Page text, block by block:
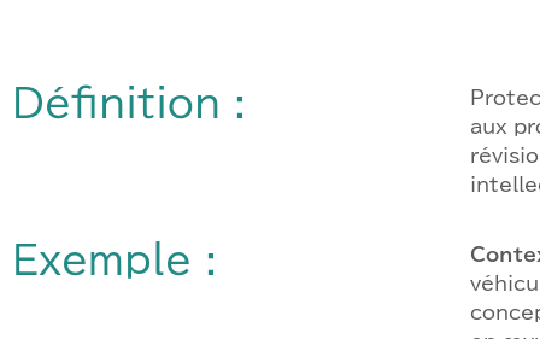
Définition :
aux
Exemple :